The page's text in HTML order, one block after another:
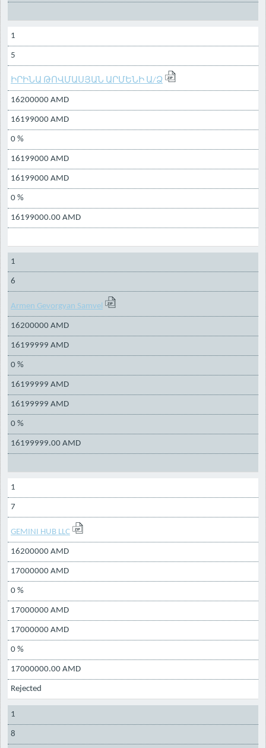
1
5
ԻՐԻՆԱ ԹՈՎՄԱՍՅԱՆ ԱՐՄԵՆԻ Ա/Ձ
16200000 AMD
16199000 AMD
0 %
16199000 AMD
16199000 AMD
0 %
16199000.00 AMD
1
6
Armen Gevorgyan Samvel
16200000 AMD
16199999 AMD
0 %
16199999 AMD
16199999 AMD
0 %
16199999.00 AMD
1
7
GEMINI HUB LLC
16200000 AMD
17000000 AMD
0 %
17000000 AMD
17000000 AMD
0 %
17000000.00 AMD
Rejected
1
8